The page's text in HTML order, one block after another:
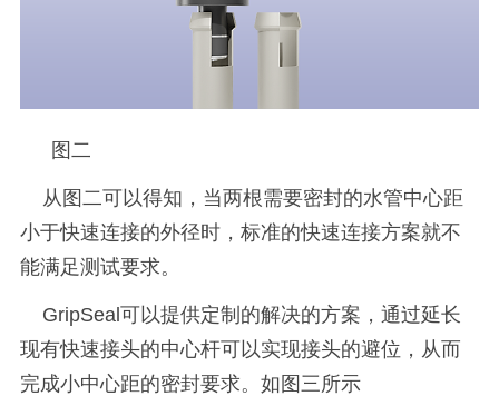
图二
从图二可以得知，当两根需要密封的水管中心距
小于快速连接的外径时，标准的快速连接方案就不
能满足测试要求。
GripSeal可以提供定制的解决的方案，通过延长
现有快速接头的中心杆可以实现接头的避位，从而
完成小中心距的密封要求。如图三所示